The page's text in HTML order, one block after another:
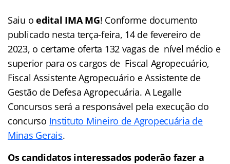
Saiu o edital IMA MG! Conforme documento
publicado nesta terça-feira, 14 de fevereiro de
2023, o certame oferta 132 vagas de nível médio e
superior para os cargos de Fiscal Agropecuário,
Fiscal Assistente Agropecuário e Assistente de
Gestão de Defesa Agropecuária. A Legalle
Concursos será a responsável pela execução do
concurso Instituto Mineiro de Agropecuária de
Minas Gerais.
Os candidatos interessados poderão fazer a